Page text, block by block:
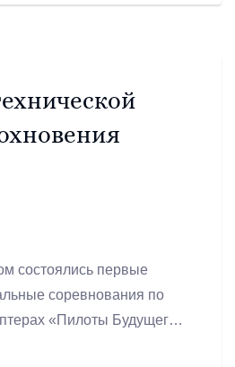
состоялись первые
соревнования по
«Пилоты Будущего»,